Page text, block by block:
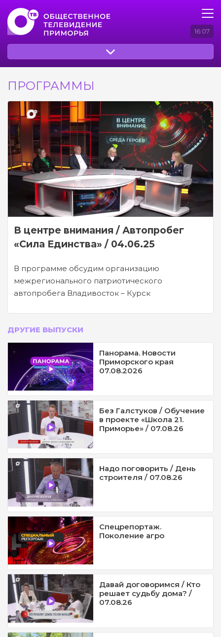
16:07
ПРОГРАММЫ
В центре внимания / Автопробег
«Сила Единства» / 04.06.25
В программе обсудим организацию
межрегионального патриотического
автопробега Владивосток – Курск
ДРУГИЕ ВЫПУСКИ
Панорама. Новости
Приморского края
07.08.2026
Без Галстуков / Обучение
в проекте «Школа 21.
Приморье» / 07.08.26
Надо поговорить / День
строителя / 07.08.26
Спецрепортаж.
Поколение агро
Давай договоримся / Кто
решает судьбу дома? /
07.08.26